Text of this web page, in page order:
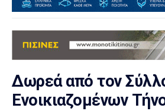
Δωρεά από τον
Ενοικιαζομένων